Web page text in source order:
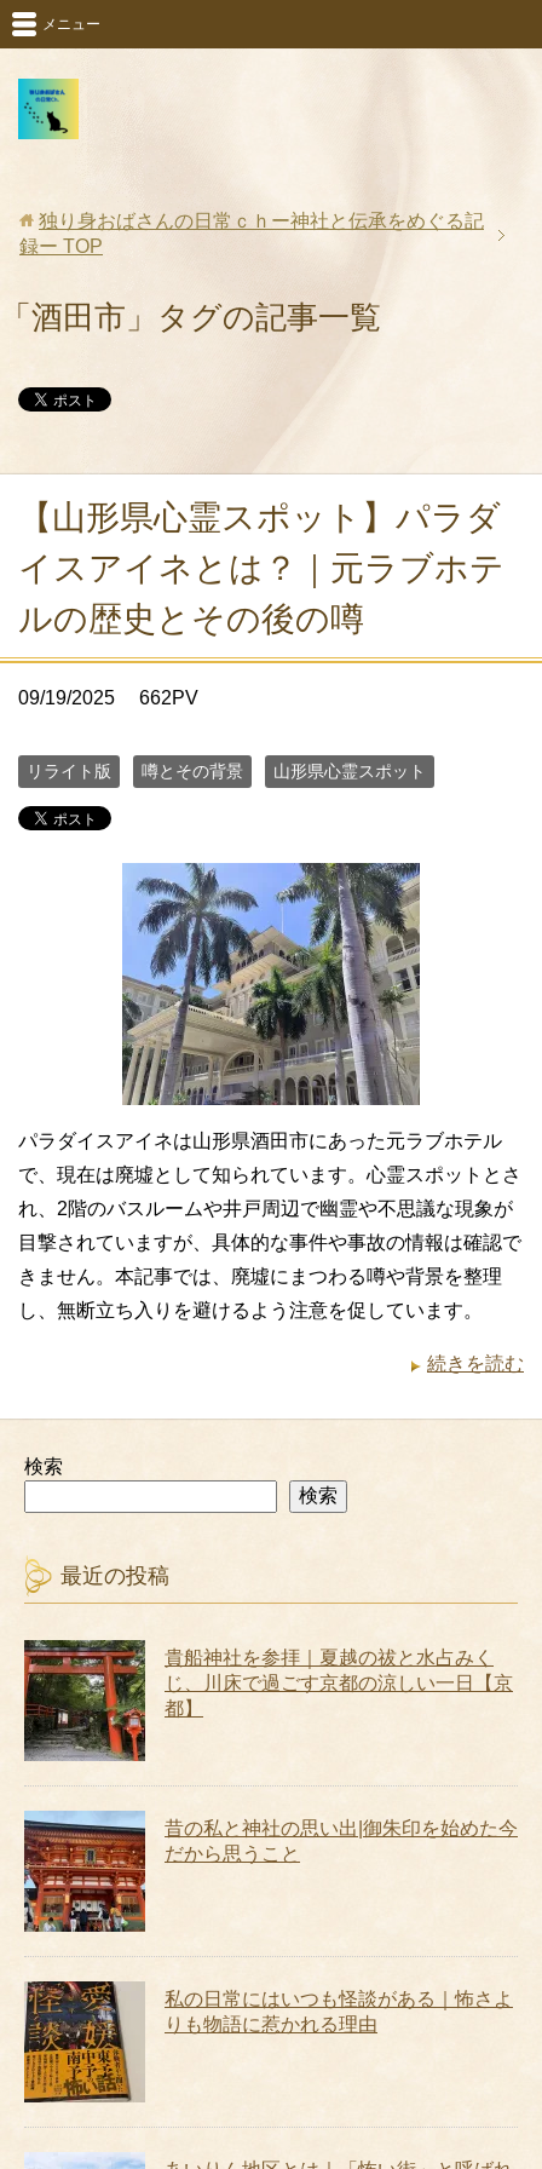
メニュー
独り身おばさんの日常ｃｈー神社と伝承をめぐる記
録ー TOP
「酒田市」タグの記事一覧
【山形県心霊スポット】パラダ
イスアイネとは？｜元ラブホテ
ルの歴史とその後の噂
09/19/2025 662PV
リライト版 噂とその背景 山形県心霊スポット
パラダイスアイネは山形県酒田市にあった元ラブホテル
で、現在は廃墟として知られています。心霊スポットとさ
れ、2階のバスルームや井戸周辺で幽霊や不思議な現象が
目撃されていますが、具体的な事件や事故の情報は確認で
きません。本記事では、廃墟にまつわる噂や背景を整理
し、無断立ち入りを避けるよう注意を促しています。
続きを読む
検索
検索
最近の投稿
貴船神社を参拝｜夏越の祓と水占みく
じ、川床で過ごす京都の涼しい一日【京
都】
昔の私と神社の思い出|御朱印を始めた今
だから思うこと
私の日常にはいつも怪談がある｜怖さよ
りも物語に惹かれる理由